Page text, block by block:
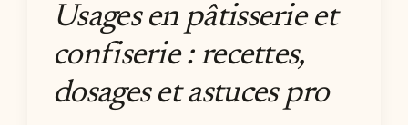
Usages en pâtisserie et
confiserie : recettes,
dosages et astuces pro